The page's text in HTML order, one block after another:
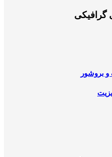
و بروشور